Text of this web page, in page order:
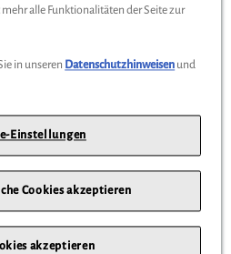
Ausziehhaken Tacho
alle Funktionalitäten der Seite zur
in unseren Datenschutzhinweisen und
Einstellungen
Cookies akzeptieren
akzeptieren